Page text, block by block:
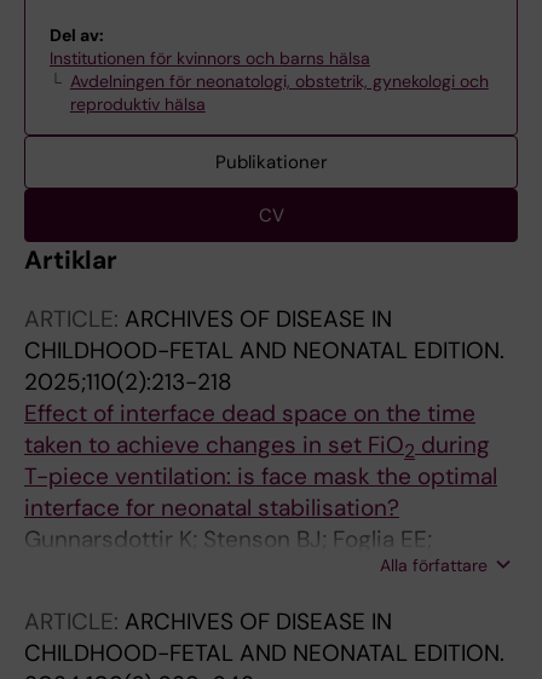
Del av:
Institutionen för kvinnors och barns hälsa
Avdelningen för neonatologi, obstetrik, gynekologi och
reproduktiv hälsa
Publikationer
CV
Artiklar
ARTICLE: ARCHIVES OF DISEASE IN
CHILDHOOD-FETAL AND NEONATAL EDITION.
2025;110(2):213-218
Effect of interface dead space on the time
taken to achieve changes in set FiO2 during
T-piece ventilation: is face mask the optimal
interface for neonatal stabilisation?
Gunnarsdottir K; Stenson BJ; Foglia EE;
Kapadia V; Drevhammar T; Donaldsson S
Alla författare
ARTICLE: ARCHIVES OF DISEASE IN
CHILDHOOD-FETAL AND NEONATAL EDITION.